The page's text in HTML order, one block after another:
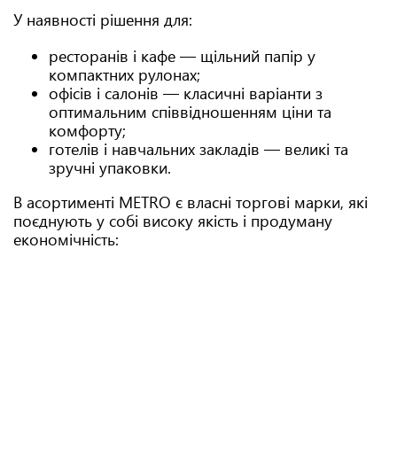
У наявності рішення для:
ресторанів і кафе — щільний папір у
компактних рулонах;
офісів і салонів — класичні варіанти з
оптимальним співвідношенням ціни та
комфорту;
готелів і навчальних закладів — великі та
зручні упаковки.
В асортименті METRO є власні торгові марки, які
поєднують у собі високу якість і продуману
економічність: